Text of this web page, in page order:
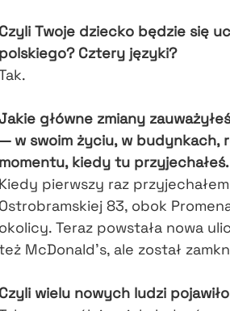
Czyli Twoje dziecko będzie się
polskiego? Cztery języki?
główne zmiany
— w swoim życiu, w budynkach,
momentu, kiedy tu przyjechałeś.
Kiedy pierwszy raz
Ostrobramskiej 83, obok
okolicy. Teraz powstała nowa
McDonald’s, ale został
Czyli wielu nowych ludzi